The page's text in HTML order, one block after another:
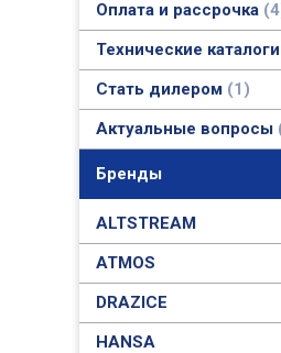
Оплата и рассрочка 4
Технические каталоги
Стать дилером
1
Актуальные вопросы
Бренды
ALTSTREAM
ATMOS
DRAZICE
HANSA